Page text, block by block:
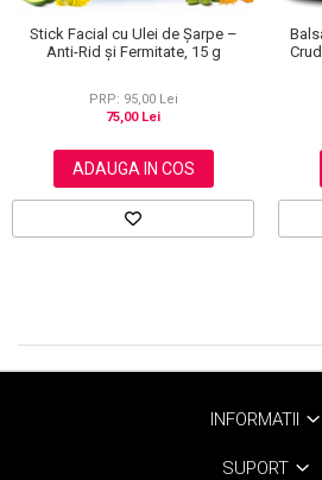
Stick Facial cu Ulei de Șarpe –
Anti-Rid și Fermitate, 15 g
PRP: 95,00 Lei
75,00 Lei
ADAUGA IN COS
INFORMATII
SUPORT